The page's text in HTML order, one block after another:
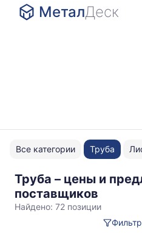
МеталДеск
Все категории Труба
Труба – цены и
поставщиков
30245-
2003
Найдено: 72 позиции